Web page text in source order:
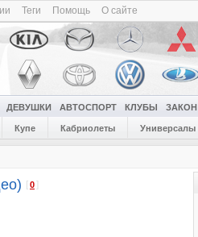
Теги Помощь О сайте
ДЕВУШКИ АВТОСПОРТ КЛУБЫ ЗАКОН
Купе Кабриолеты Универсалы
[0